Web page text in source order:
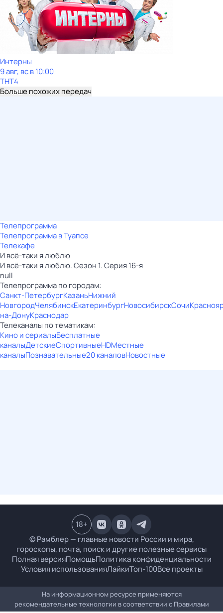
Интерны
9 авг, вс в 10:00
ТНТ4
Больше похожих передач
Телепрограмма
Телепрограмма в Туапсе
Телекафе
И всё-таки я люблю
И всё-таки я люблю. Сезон 1. Серия 16-я
null
Телепрограмма по городам:
Санкт-ПетербургКазаньНижний
НовгородЧелябинскЕкатеринбургНовосибирскСочи
на-ДонуКраснодар
Телеканалы по тематикам:
Кино и сериалыБесплатные
каналыДетскиеСпортивныеHDМестные
каналыПознавательные20 каналовНовостные
© Рамблер — главные новости России и мира,
гороскопы, почта, поиск и другие полезные сервисы
Полная версияПомощьПолитика конфиденциальности
Условия использованияЛайкиТоп-100Все проекты
18+
На информационном ресурсе применяются
рекомендательные технологии в соответствии с Правилами